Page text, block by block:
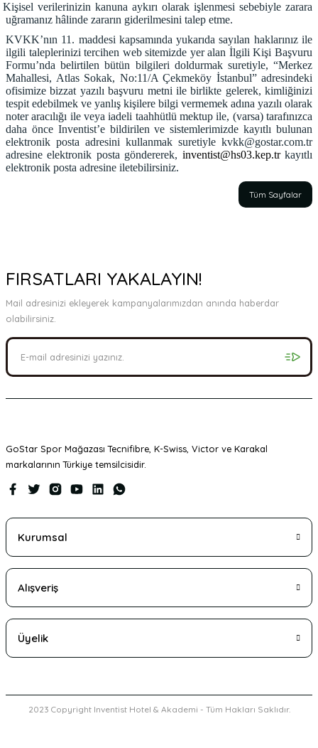
Kişisel verilerinizin kanuna aykırı olarak işlenmesi sebebiyle zarara
uğramanız hâlinde zararın giderilmesini talep etme.
KVKK’nın 11. maddesi kapsamında yukarıda sayılan haklarınız ile
ilgili taleplerinizi tercihen web sitemizde yer alan İlgili Kişi Başvuru
Formu’nda belirtilen bütün bilgileri doldurmak suretiyle, “Merkez
Mahallesi, Atlas Sokak, No:11/A Çekmeköy İstanbul” adresindeki
ofisimize bizzat yazılı başvuru metni ile birlikte gelerek, kimliğinizi
tespit edebilmek ve yanlış kişilere bilgi vermemek adına yazılı olarak
noter aracılığı ile veya iadeli taahhütlü mektup ile, (varsa) tarafınızca
daha önce Inventist’e bildirilen ve sistemlerimizde kayıtlı bulunan
elektronik posta adresini kullanmak suretiyle kvkk@gostar.com.tr
adresine elektronik posta göndererek, inventist@hs03.kep.trkayıtlı
elektronik posta adresine iletebilirsiniz.
Tüm Sayfalar
FIRSATLARI YAKALAYIN!
Mail adresinizi ekleyerek kampanyalarımızdan anında haberdar
olabilirsiniz.
GoStar Spor Mağazası Tecnifibre, K-Swiss, Victor ve Karakal
markalarının Türkiye temsilcisidir.
Kurumsal
Alışveriş
Üyelik
2023 Copyright Inventist Hotel & Akademi - Tüm Hakları Saklıdır.